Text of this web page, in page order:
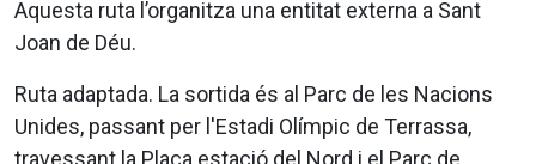
Aquesta ruta l’organitza una entitat externa a Sant
Joan de Déu.
Ruta adaptada. La sortida és al Parc de les Nacions
Unides, passant per l'Estadi Olímpic de Terrassa,